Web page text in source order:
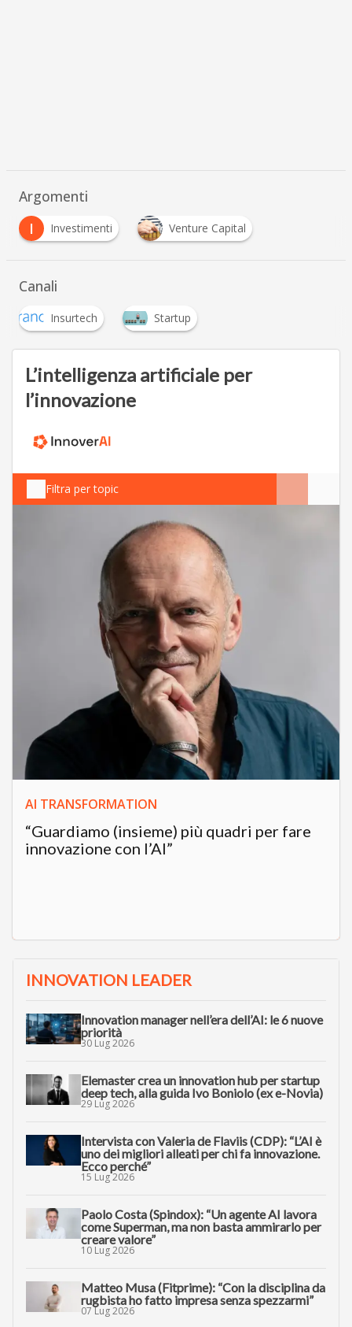
Argomenti
I
Investimenti Venture Capital
Canali
Insurtech Startup
L’intelligenza artificiale per
l’innovazione
Filtra per topic
AI TRANSFORMATION
“Guardiamo (insieme) più quadri per fare
innovazione con l’AI”
INNOVATION LEADER
Innovation manager nell’era dell’AI: le 6 nuove
priorità
30 Lug 2026
Elemaster crea un innovation hub per startup
deep tech, alla guida Ivo Boniolo (ex e-Novia)
29 Lug 2026
Intervista con Valeria de Flaviis (CDP): “L’AI è
uno dei migliori alleati per chi fa innovazione.
Ecco perché”
15 Lug 2026
Paolo Costa (Spindox): “Un agente AI lavora
come Superman, ma non basta ammirarlo per
creare valore”
10 Lug 2026
Matteo Musa (Fitprime): “Con la disciplina da
rugbista ho fatto impresa senza spezzarmi”
07 Lug 2026